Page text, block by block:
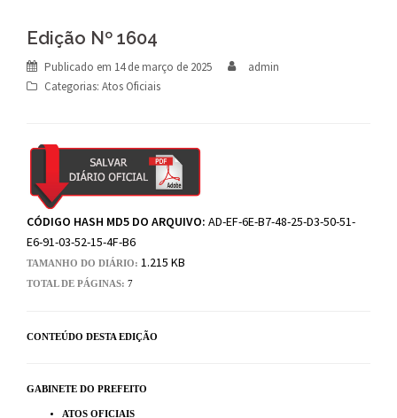
Edição Nº 1604
Publicado em 14 de março de 2025
admin
Categorias: Atos Oficiais
CÓDIGO HASH MD5 DO ARQUIVO: AD-EF-6E-B7-48-25-D3-50-51-
E6-91-03-52-15-4F-B6
TAMANHO DO DIÁRIO: 1.215 KB
TOTAL DE PÁGINAS: 7
CONTEÚDO DESTA EDIÇÃO
GABINETE DO PREFEITO
ATOS OFICIAIS